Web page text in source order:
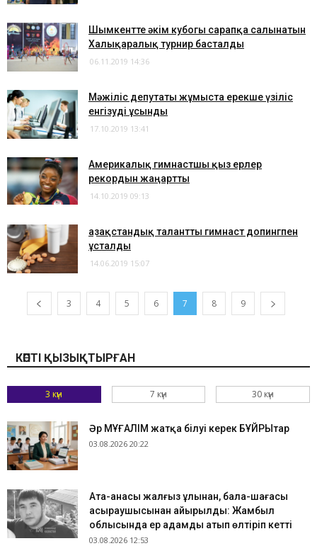
Шымкентте әкім кубогы сарапқа салынатын
Халықаралық турнир басталды
06.11.2019 14:36
Мәжіліс депутаты жұмыста ерекше үзіліс
енгізуді ұсынды
17.10.2019 13:41
Америкалық гимнастшы қыз ерлер
рекордын жаңартты
14.10.2019 09:13
Қазақстандық талантты гимнаст допингпен
ұсталды
14.06.2019 15:07
3 4 5 6 7 8 9
КӨПТІ ҚЫЗЫҚТЫРҒАН
3 күн 7 күн 30 күн
Әр МҰҒАЛІМ жатқа білуі керек БҰЙРЫҚтар
03.08.2026 20:22
Ата-анасы жалғыз ұлынан, бала-шағасы
асыраушысынан айырылды: Жамбыл
облысында ер адамды атып өлтіріп кетті
03.08.2026 12:53